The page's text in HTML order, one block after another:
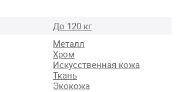
До 120 кг
Металл
Хром
Искусственная кожа
Ткань
Экокожа